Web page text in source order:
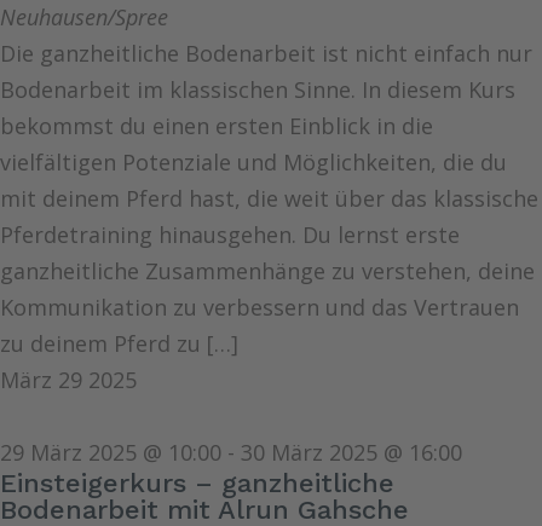
Neuhausen/Spree
Die ganzheitliche Bodenarbeit ist nicht einfach nur
Bodenarbeit im klassischen Sinne. In diesem Kurs
bekommst du einen ersten Einblick in die
vielfältigen Potenziale und Möglichkeiten, die du
mit deinem Pferd hast, die weit über das klassische
Pferdetraining hinausgehen. Du lernst erste
ganzheitliche Zusammenhänge zu verstehen, deine
Kommunikation zu verbessern und das Vertrauen
zu deinem Pferd zu […]
März 29 2025
29 März 2025 @ 10:00 - 30 März 2025 @ 16:00
Einsteigerkurs – ganzheitliche
Bodenarbeit mit Alrun Gahsche